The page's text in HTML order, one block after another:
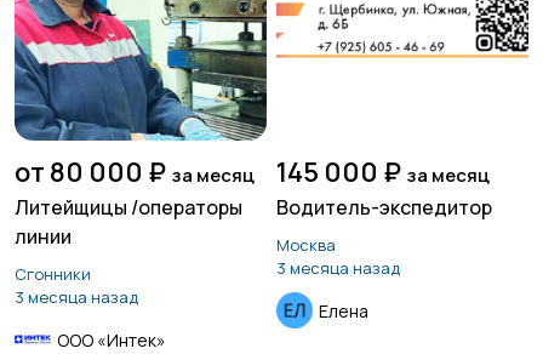
от 80 000 ₽ за месяц
Литейщицы /операторы
линии
Сгонники
3 месяца назад
ООО «Интек»
145 000 ₽ за месяц
Водитель-экспедитор
Москва
3 месяца назад
Елена